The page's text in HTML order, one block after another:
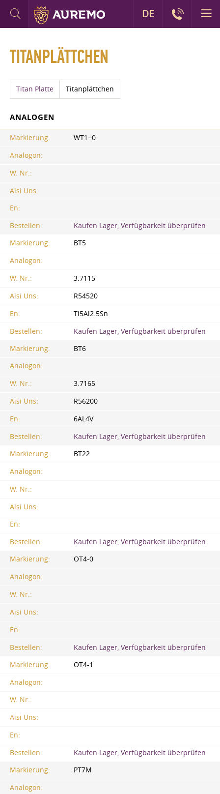
TITANPLÄTTCHEN
Titan Platte Titanplättchen
ANALOGEN
Markierung:
WT1−0
Analogon:
W. Nr.:
Aisi Uns:
En:
Bestellen:
Kaufen Lager, Verfügbarkeit überprüfen
Markierung:
BT5
Analogon:
W. Nr.:
3.7115
Aisi Uns:
R54520
En:
Ti5Al2.5Sn
Bestellen:
Kaufen Lager, Verfügbarkeit überprüfen
Markierung:
BT6
Analogon:
W. Nr.:
3.7165
Aisi Uns:
R56200
En:
6AL4V
Bestellen:
Kaufen Lager, Verfügbarkeit überprüfen
Markierung:
BT22
Analogon:
W. Nr.:
Aisi Uns:
En:
Bestellen:
Kaufen Lager, Verfügbarkeit überprüfen
Markierung:
OT4-0
Analogon:
W. Nr.:
Aisi Uns:
En:
Bestellen:
Kaufen Lager, Verfügbarkeit überprüfen
Markierung:
OT4-1
Analogon:
W. Nr.:
Aisi Uns:
En:
Bestellen:
Kaufen Lager, Verfügbarkeit überprüfen
Markierung:
PT7M
Analogon:
DE